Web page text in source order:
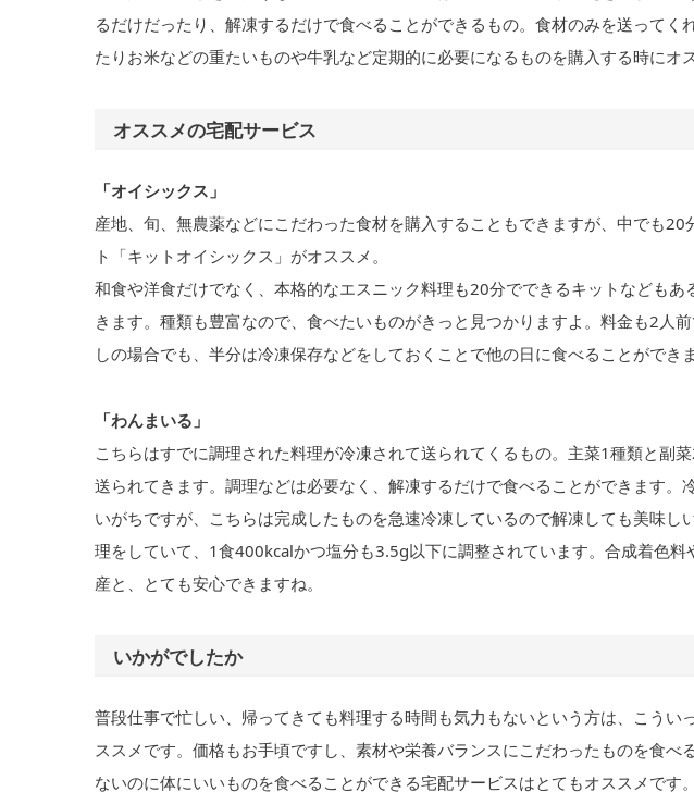
るだけだったり、解凍するだけで食べることができるもの。食材のみを送ってく
たりお米などの重たいものや牛乳など定期的に必要になるものを購入する時にオ
オススメの宅配サービス
「オイシックス」
産地、旬、無農薬などにこだわった食材を購入することもできますが、中でも
ト「キットオイシックス」がオススメ。
和食や洋食だけでなく、本格的なエスニック料理も20分でできるキットなども
きます。種類も豊富なので、食べたいものがきっと見つかりますよ。料金も2人
しの場合でも、半分は冷凍保存などをしておくことで他の日に食べることができま
「わんまいる」
こちらはすでに調理された料理が冷凍されて送られてくるもの。主菜1種類と副
送られてきます。調理などは必要なく、解凍するだけで食べることができます。
いがちですが、こちらは完成したものを急速冷凍しているので解凍しても美味し
理をしていて、1食400kcalかつ塩分も3.5g以下に調整されています。合成着色
産と、とても安心できますね。
いかがでしたか
普段仕事で忙しい、帰ってきても料理する時間も気力もないという方は、こうい
ススメです。価格もお手頃ですし、素材や栄養バランスにこだわったものを食べ
ないのに体にいいものを食べることができる宅配サービスはとてもオススメです。